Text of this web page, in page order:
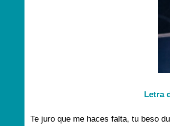
Letra
Te juro que me haces falta, tu beso